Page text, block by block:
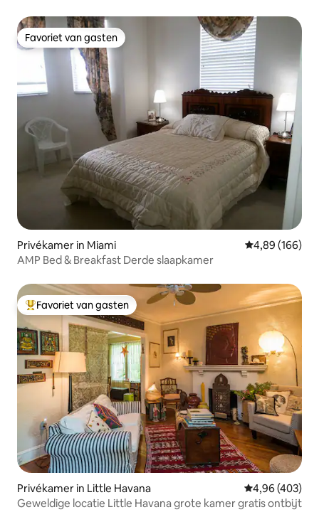
Favoriet van gasten
Favoriet van gasten
Privékamer in Miami Gemiddelde
4,89 (166)
AMP Bed & Breakfast Derde slaapkamer
Topfavoriet van gasten
Favoriet van gasten
Privékamer in Little Havana Gemiddelde
4,96 (403)
Geweldige locatie Little Havana grote kamer gratis ontbijt